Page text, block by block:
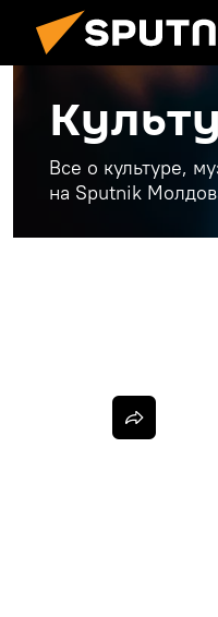
Все о культуре,
на Sputnik